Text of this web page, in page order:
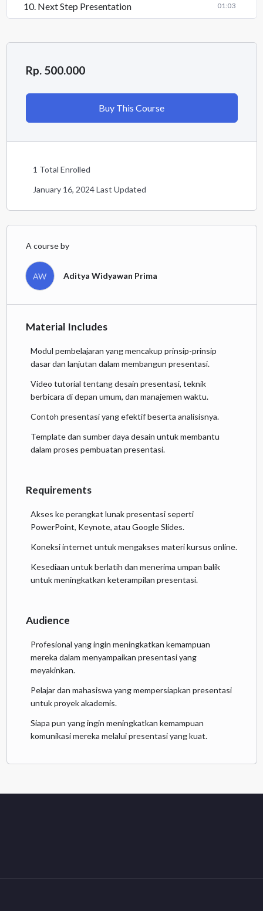
10. Next Step Presentation 01:03
Rp. 500.000
Buy This Course
1 Total Enrolled
January 16, 2024 Last Updated
A course by
AW Aditya Widyawan Prima
Material Includes
Modul pembelajaran yang mencakup prinsip-prinsip
dasar dan lanjutan dalam membangun presentasi.
Video tutorial tentang desain presentasi, teknik
berbicara di depan umum, dan manajemen waktu.
Contoh presentasi yang efektif beserta analisisnya.
Template dan sumber daya desain untuk membantu
dalam proses pembuatan presentasi.
Requirements
Akses ke perangkat lunak presentasi seperti
PowerPoint, Keynote, atau Google Slides.
Koneksi internet untuk mengakses materi kursus online.
Kesediaan untuk berlatih dan menerima umpan balik
untuk meningkatkan keterampilan presentasi.
Audience
Profesional yang ingin meningkatkan kemampuan
mereka dalam menyampaikan presentasi yang
meyakinkan.
Pelajar dan mahasiswa yang mempersiapkan presentasi
untuk proyek akademis.
Siapa pun yang ingin meningkatkan kemampuan
komunikasi mereka melalui presentasi yang kuat.